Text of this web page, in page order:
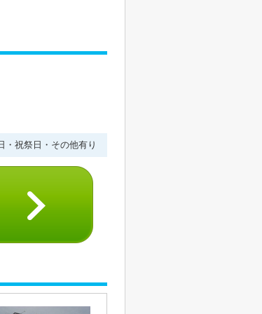
祝祭日・その他有り